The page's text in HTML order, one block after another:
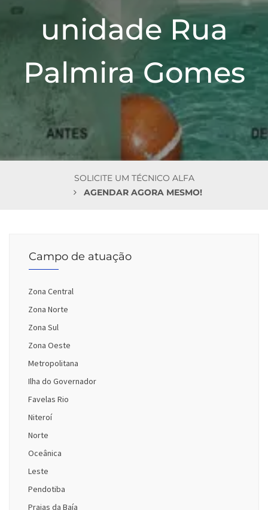
unidade Rua
Palmira Gomes
SOLICITE UM TÉCNICO ALFA
AGENDAR AGORA MESMO!
Campo de atuação
Zona Central
Zona Norte
Zona Sul
Zona Oeste
Metropolitana
Ilha do Governador
Favelas Rio
Niteroí
Norte
Oceânica
Leste
Pendotiba
Praias da Baía